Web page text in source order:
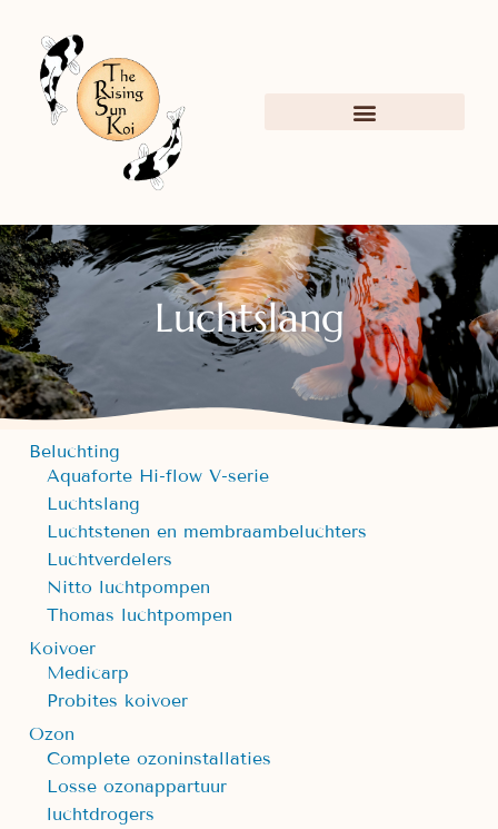
Luchtslang
Beluchting
Aquaforte Hi-flow V-serie
Luchtslang
Luchtstenen en membraambeluchters
Luchtverdelers
Nitto luchtpompen
Thomas luchtpompen
Koivoer
Medicarp
Probites koivoer
Ozon
Complete ozoninstallaties
Losse ozonappartuur
luchtdrogers